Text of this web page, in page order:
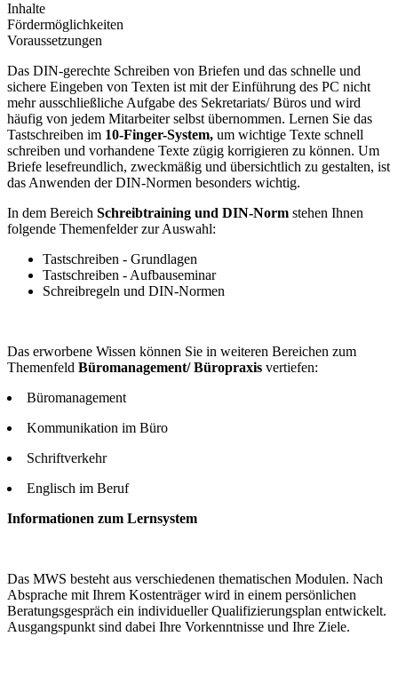
Inhalte
Fördermöglichkeiten
Voraussetzungen
Das DIN-gerechte Schreiben von Briefen und das schnelle und
sichere Eingeben von Texten ist mit der Einführung des PC nicht
mehr ausschließliche Aufgabe des Sekretariats/ Büros und wird
häufig von jedem Mitarbeiter selbst übernommen. Lernen Sie das
Tastschreiben im 10-Finger-System, um wichtige Texte schnell
schreiben und vorhandene Texte zügig korrigieren zu können. Um
Briefe lesefreundlich, zweckmäßig und übersichtlich zu gestalten, ist
das Anwenden der DIN-Normen besonders wichtig.
In dem Bereich Schreibtraining und DIN-Norm stehen Ihnen
folgende Themenfelder zur Auswahl:
Tastschreiben - Grundlagen
Tastschreiben - Aufbauseminar
Schreibregeln und DIN-Normen
Das erworbene Wissen können Sie in weiteren Bereichen zum
Themenfeld Büromanagement/ Büropraxis vertiefen:
Büromanagement
Kommunikation im Büro
Schriftverkehr
Englisch im Beruf
Informationen zum Lernsystem
Das MWS besteht aus verschiedenen thematischen Modulen. Nach
Absprache mit Ihrem Kostenträger wird in einem persönlichen
Beratungsgespräch ein individueller Qualifizierungsplan entwickelt.
Ausgangspunkt sind dabei Ihre Vorkenntnisse und Ihre Ziele.